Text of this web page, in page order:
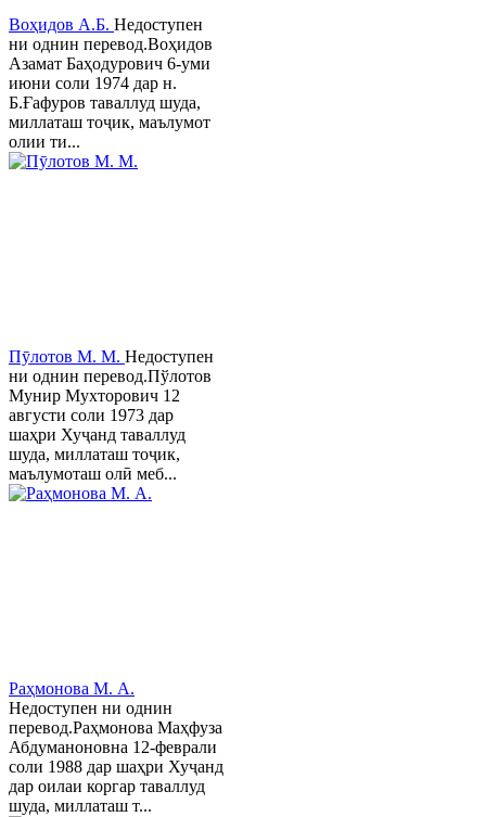
Воҳидов А.Б. Недоступен
ни однин перевод.Воҳидов
Азамат Баҳодурович 6-уми
июни соли 1974 дар н.
Б.Ғафуров таваллуд шуда,
миллаташ тоҷик, маълумот
олии ти...
Пӯлотов М. М. Недоступен
ни однин перевод.Пўлотов
Мунир Мухторович 12
августи соли 1973 дар
шаҳри Хуҷанд таваллуд
шуда, миллаташ тоҷик,
маълумоташ олӣ меб...
Раҳмонова М. А.
Недоступен ни однин
перевод.Раҳмонова Маҳфуза
Абдуманоновна 12-феврали
соли 1988 дар шаҳри Хуҷанд
дар оилаи коргар таваллуд
шуда, миллаташ т...